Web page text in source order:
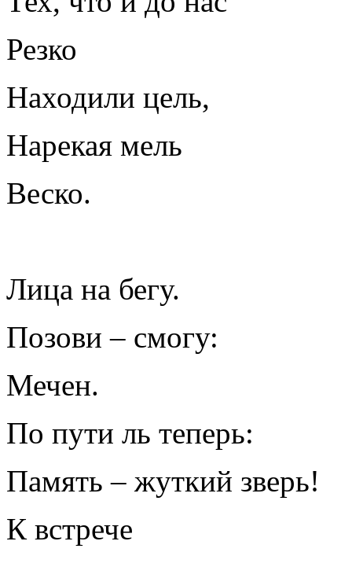
Резко
Находили цель,
Нарекая мель
Веско.
Лица на бегу.
Позови – смогу:
Мечен.
По пути ль теперь:
Память – жуткий зверь!
К встрече